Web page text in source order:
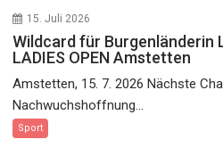
15. Juli 2026
Wildcard für Burgenländerin
LADIES OPEN Amstetten
Amstetten, 15. 7. 2026 Nächste
Nachwuchshoffnung...
Sport